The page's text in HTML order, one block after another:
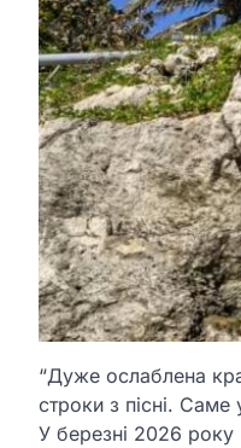
“Дуже ослаблена
строки з пісні. Саме
У березні 2026 року